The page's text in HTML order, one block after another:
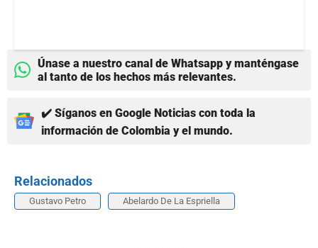
Únase a nuestro canal de Whatsapp y manténgase
al tanto de los hechos más relevantes.
✔️ Síganos en Google Noticias con toda la
información de Colombia y el mundo.
Relacionados
Gustavo Petro Abelardo De La Espriella